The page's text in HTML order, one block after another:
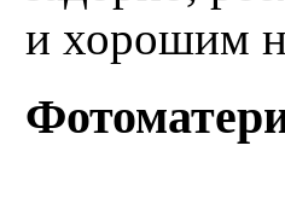
и хорошим